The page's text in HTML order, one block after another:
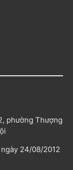
phường Thượng
24/08/2012